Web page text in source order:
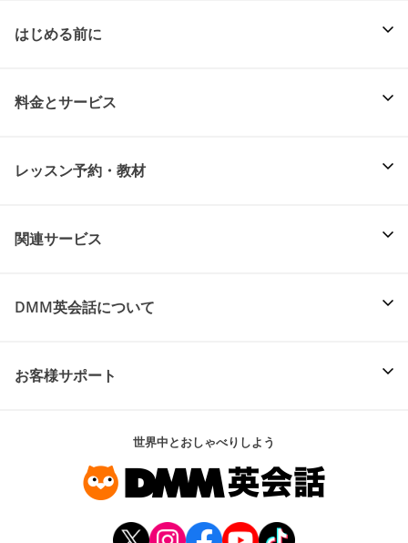
はじめる前に
料金とサービス
レッスン予約・教材
関連サービス
DMM英会話について
お客様サポート
世界中とおしゃべりしよう